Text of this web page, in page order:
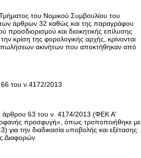
του Νομικού Συμβουλίου του
άρθρων 32 καθώς και της παραγράφου
και διοικητικής επίλυσης
κρίση της φορολογικής αρχής, κρίνονται
πωλήσεων ακινήτων που αποκτήθηκαν από
66 του ν.4172/2013
άρθρου 63 του ν. 4174/2013 (ΦΕΚ Α'
προσφυγή», όπως τροποποιήθηκε με
την διαδικασία υποβολής και εξέτασης
Διαφορών